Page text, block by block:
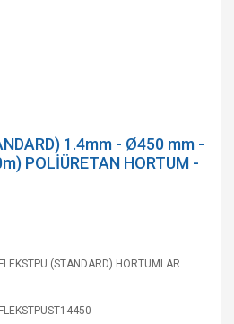
1.4mm - Ø450 mm -
POLİÜRETAN HORTUM -
(STANDARD) HORTUMLAR